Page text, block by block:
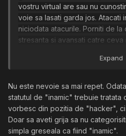
vostru virtual are sau nu
voie sa lasati garda jos. Atacati
niciodata atacurile. Porniti de la
stresanta si avansati catre ceva
Aflati la ce tine cel mai mult si
iubit/iubita, sau un site, ori o
Trebuie sa va tineti mereu
sa isi doreasca doar sa il lasati
felul asta nu va avea timp sa ia
viitoare va fi mult mai atent sa
Expand
Nu este nevoie sa mai repet.
statutul de "inamic" trebuie tratata
vorbesc din pozitia de "hacker",
Doar sa aveti grija sa nu
simpla greseala ca fiind "inamic".